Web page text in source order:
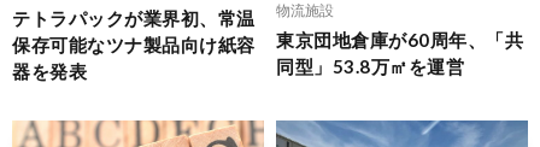
テトラパックが業界初、常温
保存可能なツナ製品向け紙容
器を発表
物流施設
東京団地倉庫が60周年、「共
同型」53.8万㎡を運営